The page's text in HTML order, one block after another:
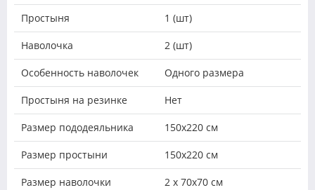
Простыня 1 (шт)
Наволочка 2 (шт)
Особенность наволочек Одного размера
Простыня на резинке Нет
Размер пододеяльника 150х220 см
Размер простыни 150х220 см
Размер наволочки 2 х 70х70 см